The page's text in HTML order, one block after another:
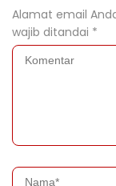
Alamat email
wajib ditandai *